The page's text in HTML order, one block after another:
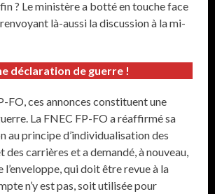
? Le ministère a botté en touche face
là-aussi la discussion à la mi-
déclaration de guerre !
FO, ces annonces constituent une
La FNEC FP-FO a réaffirmé sa
au principe d’individualisation des
des carrières et a demandé, à nouveau,
qui doit être revue à la
n’y est pas, soit utilisée pour